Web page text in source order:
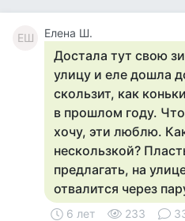
ЕШ Елена Ш.
Достала тут свою
улицу и еле дошла
скользит, как
в прошлом году.
хочу, эти люблю.
нескользкой?
предлагать, на
отвалится через
6 лет 233